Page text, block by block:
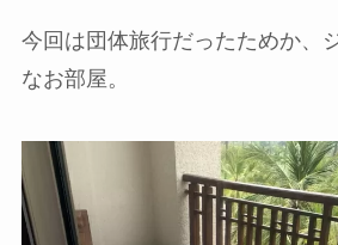
今回は団体旅行だったためか、
なお部屋。